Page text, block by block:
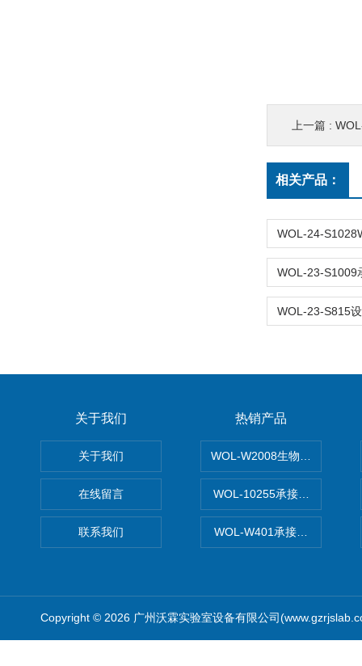
上一篇 : WOL-
相关产品：
关于我们
关于我们
在线留言
联系我们
热销产品
WOL-W2008生物制药GMP
WOL-10255承接清远电子
WOL-W401承接食品QS认
Copyright © 2026 广州沃霖实验室设备有限公司